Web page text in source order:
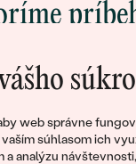
web správne
súhlasom ich
a analýzu